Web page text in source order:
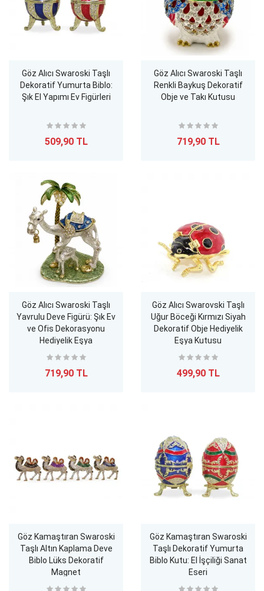
Göz Alıcı Swaroski Taşlı
Dekoratif Yumurta Biblo:
Şık El Yapımı Ev Figürleri
509,90 TL
Göz Alıcı Swaroski Taşlı
Renkli Baykuş Dekoratif
Obje ve Takı Kutusu
719,90 TL
Göz Alıcı Swaroski Taşlı
Yavrulu Deve Figürü: Şık Ev
ve Ofis Dekorasyonu
Hediyelik Eşya
719,90 TL
Göz Alıcı Swarovski Taşlı
Uğur Böceği Kırmızı Siyah
Dekoratif Obje Hediyelik
Eşya Kutusu
499,90 TL
Göz Kamaştıran Swaroski
Taşlı Altın Kaplama Deve
Biblo Lüks Dekoratif
Magnet
Göz Kamaştıran Swaroski
Taşlı Dekoratif Yumurta
Biblo Kutu: El İşçiliği Sanat
Eseri